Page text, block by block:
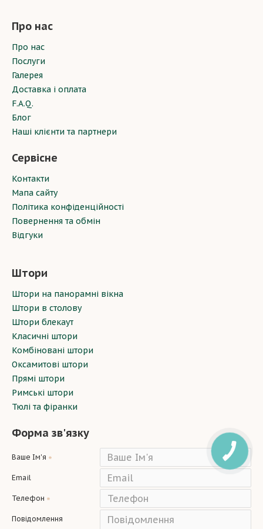
Про нас
Про нас
Послуги
Галерея
Доставка і оплата
F.A.Q.
Блог
Наші клієнти та партнери
Сервісне
Контакти
Мапа сайту
Політика конфіденційності
Повернення та обмін
Відгуки
Штори
Штори на панорамні вікна
Штори в столову
Штори блекаут
Класичні штори
Комбіновані штори
Оксамитові штори
Прямі штори
Римські штори
Тюлі та фіранки
Форма зв'язку
Ваше Ім'я
Email
Телефон
Повідомлення